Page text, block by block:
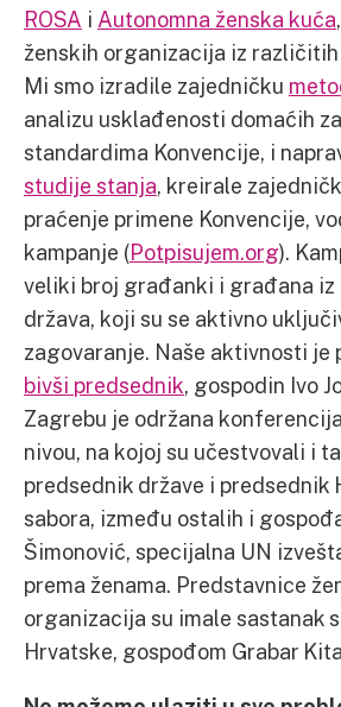
ROSA i Autonomna ženska kuća
ženskih organizacija iz
Mi smo izradile zajedničku
analizu usklađenosti domaćih
standardima Konvencije, i
studije stanja, kreirale
praćenje primene Konvencije,
kampanje (Potpisujem.org).
veliki broj građanki i građana iz
država, koji su se aktivno
zagovaranje. Naše aktivnosti je
bivši predsednik, gospodin Ivo
Zagrebu je održana
nivou, na kojoj su učestvovali i
predsednik države i predsednik
sabora, između ostalih i
Šimonović, specijalna UN
prema ženama. Predstavnice
organizacija su imale sastanak
Hrvatske, gospođom Grabar